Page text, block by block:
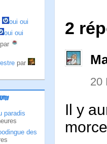
oui oui
oui oui
par
par
paradis
des
2
20
Il y